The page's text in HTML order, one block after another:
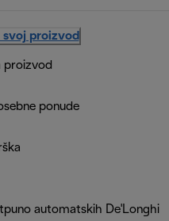
proizvod
proizvod
ponude
automatskih De'Longhi